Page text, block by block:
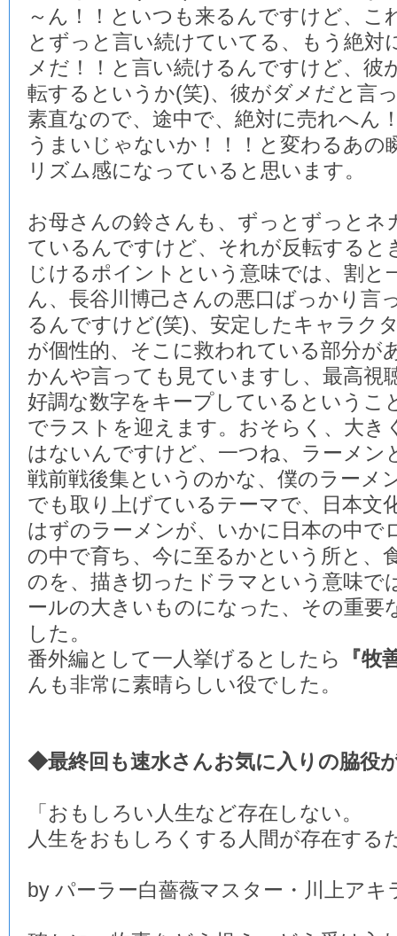
～ん！！といつも来るんですけど、こ
とずっと言い続けていてる、もう絶対
メだ！！と言い続けるんですけど、彼
転するというか(笑)、彼がダメだと言
素直なので、途中で、絶対に売れへん
うまいじゃないか！！！と変わるあの
リズム感になっていると思います。
お母さんの鈴さんも、ずっとずっとネ
ているんですけど、それが反転すると
じけるポイントという意味では、割と
ん、長谷川博己さんの悪口ばっかり言
るんですけど(笑)、安定したキャラク
が個性的、そこに救われている部分が
かんや言っても見ていますし、最高視
好調な数字をキープしているというこ
でラストを迎えます。おそらく、大き
はないんですけど、一つね、ラーメン
戦前戦後集というのかな、僕のラーメ
でも取り上げているテーマで、日本文
はずのラーメンが、いかに日本の中で
の中で育ち、今に至るかという所と、
のを、描き切ったドラマという意味で
ールの大きいものになった、その重要
した。
番外編として一人挙げるとしたら
『牧
んも非常に素晴らしい役でした。
◆最終回も速水さんお気に入りの脇役
「おもしろい人生など存在しない。
人生をおもしろくする人間が存在する
by パーラー白薔薇マスター・川上アキ